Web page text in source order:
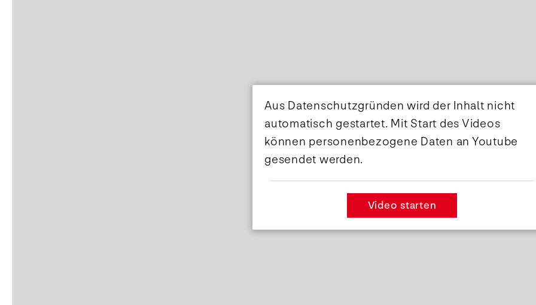
Aus Datenschutzgründen wird der Inhalt nicht
automatisch gestartet. Mit Start des Videos
können personenbezogene Daten an Youtube
gesendet werden.
Video starten